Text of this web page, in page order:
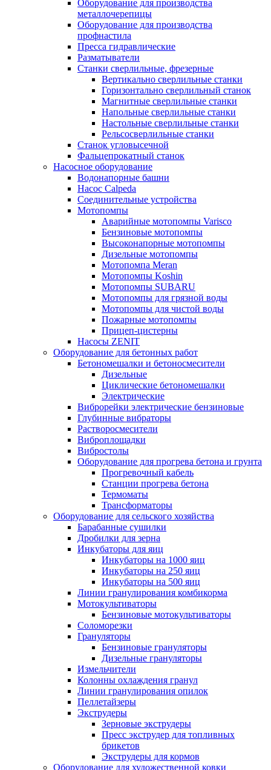
Оборудование для производства
металлочерепицы
Оборудование для производства
профнастила
Пресса гидравлические
Разматыватели
Станки сверлильные, фрезерные
Вертикально сверлильные станки
Горизонтально сверлильный станок
Магнитные сверлильные станки
Напольные сверлильные станки
Настольные сверлильные станки
Рельсосверлильные станки
Станок угловысечной
Фальцепрокатный станок
Насосное оборудование
Водонапорные башни
Насос Calpeda
Соединительные устройства
Мотопомпы
Аварийные мотопомпы Varisco
Бензиновые мотопомпы
Высоконапорные мотопомпы
Дизельные мотопомпы
Мотопомпа Meran
Мотопомпы Koshin
Мотопомпы SUBARU
Мотопомпы для грязной воды
Мотопомпы для чистой воды
Пожарные мотопомпы
Прицеп-цистерны
Насосы ZENIT
Оборудование для бетонных работ
Бетономешалки и бетоносмесители
Дизельные
Циклические бетономешалки
Электрические
Виброрейки электрические бензиновые
Глубинные вибраторы
Растворосмесители
Виброплощадки
Вибростолы
Оборудование для прогрева бетона и грунта
Прогревочный кабель
Станции прогрева бетона
Термоматы
Трансформаторы
Оборудование для сельского хозяйства
Барабанные сушилки
Дробилки для зерна
Инкубаторы для яиц
Инкубаторы на 1000 яиц
Инкубаторы на 250 яиц
Инкубаторы на 500 яиц
Линии гранулирования комбикорма
Мотокультиваторы
Бензиновые мотокультиваторы
Соломорезки
Грануляторы
Бензиновые грануляторы
Дизельные грануляторы
Измельчители
Колонны охлаждения гранул
Линии гранулирования опилок
Пеллетайзеры
Экструдеры
Зерновые экструдеры
Пресс экструдер для топливных
брикетов
Экструдеры для кормов
Оборудование для художественной ковки